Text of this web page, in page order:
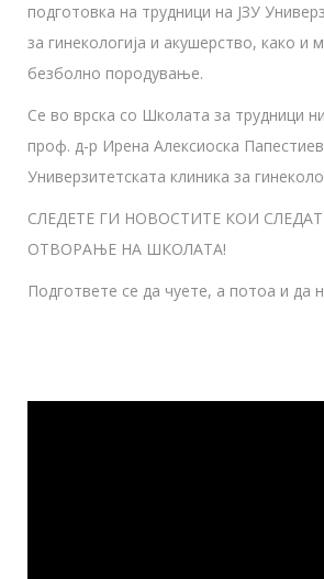
подготовка на трудници на ЈЗУ
за гинекологија и акушерство, како и
безболно породување.
Се во врска со Школата за трудници
проф. д-р Ирена Алексиоска
Универзитетската клиника за
СЛЕДЕТЕ ГИ НОВОСТИТЕ КОИ
ОТВОРАЊЕ НА ШКОЛАТА!
Подгответе се да чуете, а потоа и да